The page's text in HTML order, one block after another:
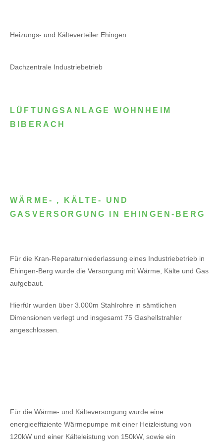
Heizungs- und Kälteverteiler Ehingen
Dachzentrale Industriebetrieb
LÜFTUNGSANLAGE WOHNHEIM
BIBERACH
WÄRME- , KÄLTE- UND
GASVERSORGUNG IN EHINGEN-BERG
Für die Kran-Reparaturniederlassung eines Industriebetrieb in
Ehingen-Berg wurde die Versorgung mit Wärme, Kälte und Gas
aufgebaut.
Hierfür wurden über 3.000m Stahlrohre in sämtlichen
Dimensionen verlegt und insgesamt 75 Gashellstrahler
angeschlossen.
Für die Wärme- und Kälteversorgung wurde eine
energieeffiziente Wärmepumpe mit einer Heizleistung von
120kW und einer Kälteleistung von 150kW, sowie ein